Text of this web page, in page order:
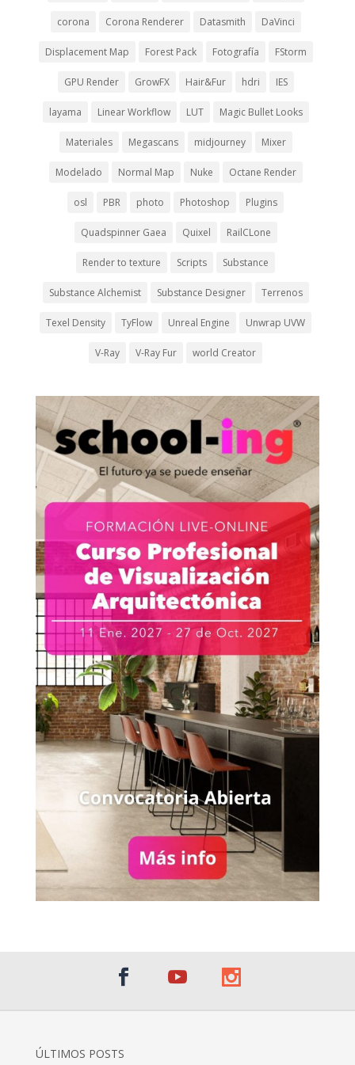
corona Corona Renderer Datasmith DaVinci
Displacement Map Forest Pack Fotografía FStorm
GPU Render GrowFX Hair&Fur hdri IES
layama Linear Workflow LUT Magic Bullet Looks
Materiales Megascans midjourney Mixer
Modelado Normal Map Nuke Octane Render
osl PBR photo Photoshop Plugins
Quadspinner Gaea Quixel RailCLone
Render to texture Scripts Substance
Substance Alchemist Substance Designer Terrenos
Texel Density TyFlow Unreal Engine Unwrap UVW
V-Ray V-Ray Fur world Creator
ÚLTIMOS POSTS